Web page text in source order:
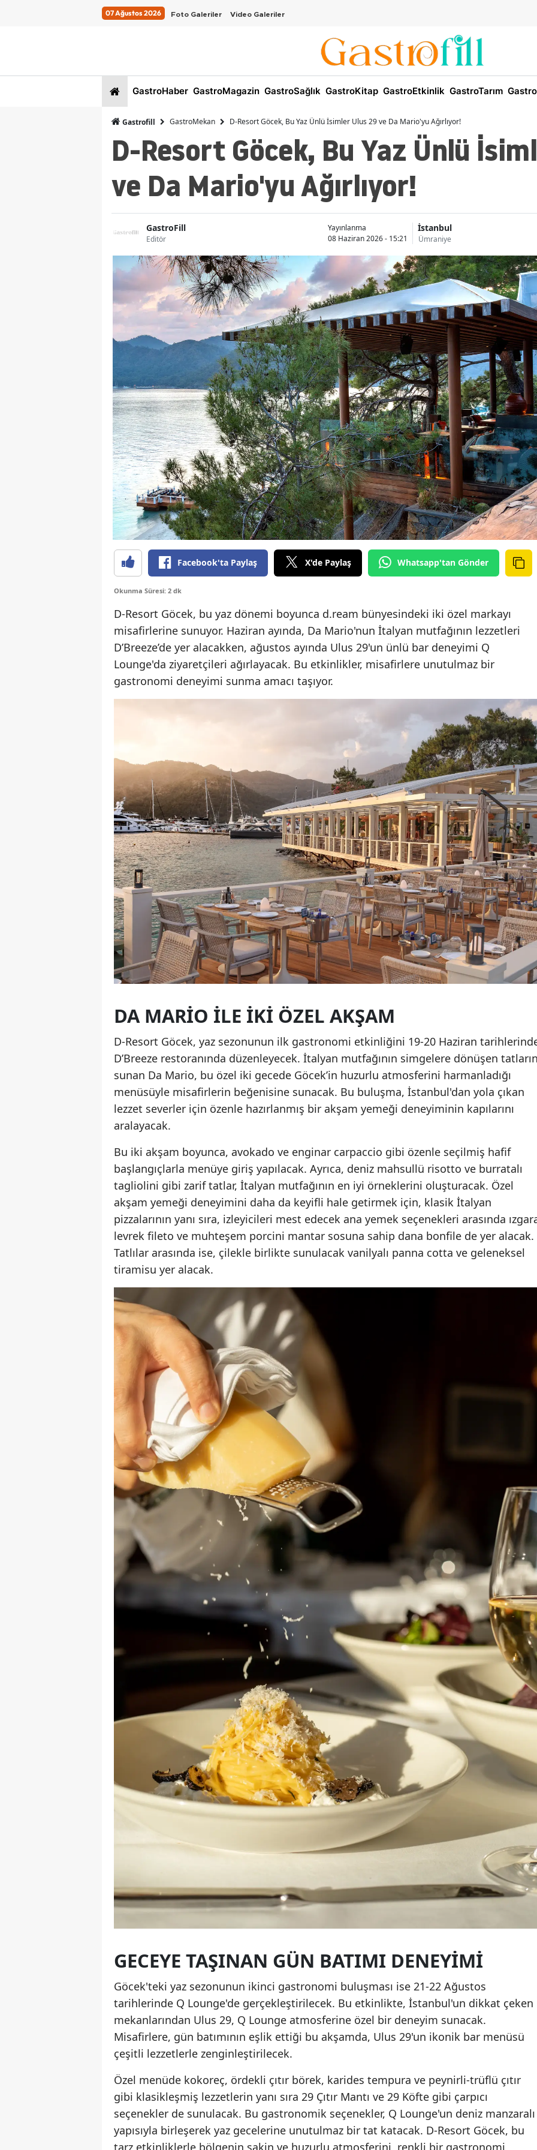
07 Ağustos 2026 Foto Galeriler Video Galeriler
GastroHaber GastroMagazin GastroSağlık GastroKitap GastroEtkinlik GastroTarım
Gastrofill GastroMekan D-Resort Göcek, Bu Yaz Ünlü İsimler Ulus 29 ve Da Mario'yu Ağırlıyor!
D-Resort Göcek, Bu Yaz Ünlü
ve Da Mario'yu Ağırlıyor!
GastroFill
Editör
Yayınlanma
08 Haziran 2026 - 15:21
İstanbul
Ümraniye
Facebook'ta Paylaş X'de Paylaş Whatsapp'tan Gönder
Okunma Süresi: 2 dk
D-Resort Göcek, bu yaz dönemi boyunca d.ream bünyesindeki iki özel markayı
misafirlerine sunuyor. Haziran ayında, Da Mario'nun İtalyan mutfağının lezzetleri
D’Breeze’de yer alacakken, ağustos ayında Ulus 29'un ünlü bar deneyimi Q
Lounge'da ziyaretçileri ağırlayacak. Bu etkinlikler, misafirlere unutulmaz bir
gastronomi deneyimi sunma amacı taşıyor.
DA MARIO ILE İKI ÖZEL AKŞAM
D-Resort Göcek, yaz sezonunun ilk gastronomi etkinliğini 19-20 Haziran
D’Breeze restoranında düzenleyecek. İtalyan mutfağının simgelere dönüşen
sunan Da Mario, bu özel iki gecede Göcek’in huzurlu atmosferini harmanladığı
menüsüyle misafirlerin beğenisine sunacak. Bu buluşma, İstanbul'dan yola çıkan
lezzet severler için özenle hazırlanmış bir akşam yemeği deneyiminin kapılarını
aralayacak.
Bu iki akşam boyunca, avokado ve enginar carpaccio gibi özenle seçilmiş hafif
başlangıçlarla menüye giriş yapılacak. Ayrıca, deniz mahsullü risotto ve burratalı
tagliolini gibi zarif tatlar, İtalyan mutfağının en iyi örneklerini oluşturacak. Özel
akşam yemeği deneyimini daha da keyifli hale getirmek için, klasik İtalyan
pizzalarının yanı sıra, izleyicileri mest edecek ana yemek seçenekleri arasında
levrek fileto ve muhteşem porcini mantar sosuna sahip dana bonfile de yer alacak.
Tatlılar arasında ise, çilekle birlikte sunulacak vanilyalı panna cotta ve geleneksel
tiramisu yer alacak.
GECEYE TAŞINAN GÜN BATIMI DENEYIMI
Göcek'teki yaz sezonunun ikinci gastronomi buluşması ise 21-22 Ağustos
tarihlerinde Q Lounge'de gerçekleştirilecek. Bu etkinlikte, İstanbul'un dikkat çeken
mekanlarından Ulus 29, Q Lounge atmosferine özel bir deneyim sunacak.
Misafirlere, gün batımının eşlik ettiği bu akşamda, Ulus 29'un ikonik bar menüsü
çeşitli lezzetlerle zenginleştirilecek.
Özel menüde kokoreç, ördekli çıtır börek, karides tempura ve peynirli-trüflü çıtır
gibi klasikleşmiş lezzetlerin yanı sıra 29 Çıtır Mantı ve 29 Köfte gibi çarpıcı
seçenekler de sunulacak. Bu gastronomik seçenekler, Q Lounge'un deniz manzaralı
yapısıyla birleşerek yaz gecelerine unutulmaz bir tat katacak. D-Resort Göcek, bu